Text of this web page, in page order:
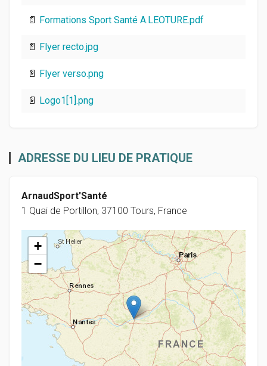
📄 Formations Sport Santé A.LEOTURE.pdf
📄 Flyer recto.jpg
📄 Flyer verso.png
📄 Logo1[1].png
ADRESSE DU LIEU DE PRATIQUE
ArnaudSport'Santé
1 Quai de Portillon, 37100 Tours, France
+
−